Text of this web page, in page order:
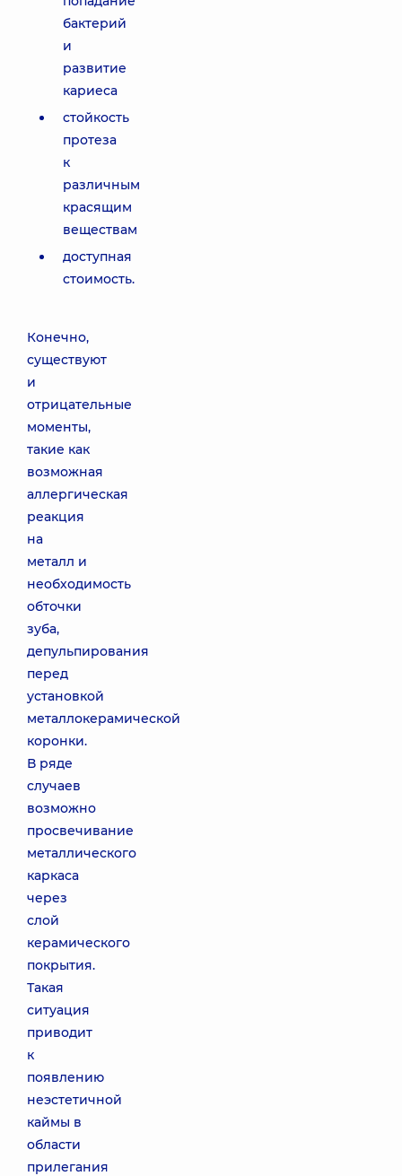
бактерий
и
развитие
кариеса
стойкость
протеза
к
различным
красящим
веществам
доступная
стоимость.
Конечно,
существуют
и
отрицательные
моменты,
такие как
возможная
аллергическая
реакция
на
металл и
необходимость
обточки
зуба,
депульпирования
перед
установкой
металлокерамической
коронки.
В ряде
случаев
возможно
просвечивание
металлического
каркаса
через
слой
керамического
покрытия.
Такая
ситуация
приводит
к
появлению
неэстетичной
каймы в
области
прилегания